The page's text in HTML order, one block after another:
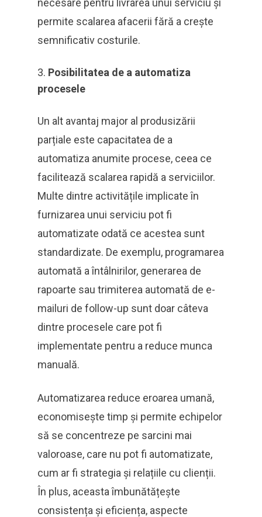
necesare pentru livrarea unui serviciu și
permite scalarea afacerii fără a crește
semnificativ costurile.
Posibilitatea de a automatiza
procesele
Un alt avantaj major al produsizării
parțiale este capacitatea de a
automatiza anumite procese, ceea ce
facilitează scalarea rapidă a serviciilor.
Multe dintre activitățile implicate în
furnizarea unui serviciu pot fi
automatizate odată ce acestea sunt
standardizate. De exemplu, programarea
automată a întâlnirilor, generarea de
rapoarte sau trimiterea automată de e-
mailuri de follow-up sunt doar câteva
dintre procesele care pot fi
implementate pentru a reduce munca
manuală.
Automatizarea reduce eroarea umană,
economisește timp și permite echipelor
să se concentreze pe sarcini mai
valoroase, care nu pot fi automatizate,
cum ar fi strategia și relațiile cu clienții.
În plus, aceasta îmbunătățește
consistența și eficiența, aspecte